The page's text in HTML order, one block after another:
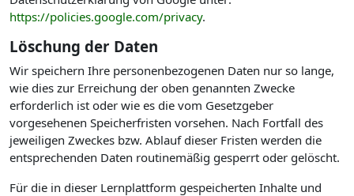
https://policies.google.com/privacy.
Löschung der Daten
Wir speichern Ihre personenbezogenen Daten nur so lange,
wie dies zur Erreichung der oben genannten Zwecke
erforderlich ist oder wie es die vom Gesetzgeber
vorgesehenen Speicherfristen vorsehen. Nach Fortfall des
jeweiligen Zweckes bzw. Ablauf dieser Fristen werden die
entsprechenden Daten routinemäßig gesperrt oder gelöscht.
Für die in dieser Lernplattform gespeicherten Inhalte und